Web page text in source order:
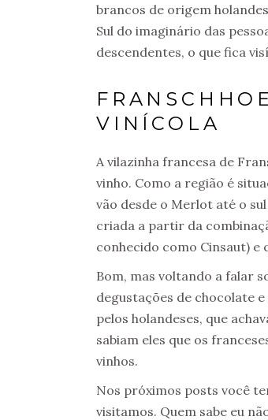
brancos de origem
Sul do imaginário das
descendentes, o que fica
VINÍCOLA
A vilazinha francesa de
vinho. Como a região é
vão desde o Merlot até o
criada a partir da
conhecido como Cinsaut) e
Bom, mas voltando a falar
degustações de chocolate
pelos holandeses, que
sabiam eles que os
vinhos.
Nos próximos posts você
visitamos. Quem sabe eu